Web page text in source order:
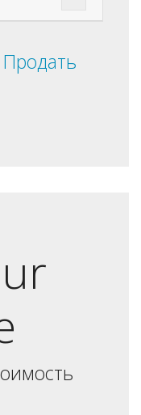
Продать